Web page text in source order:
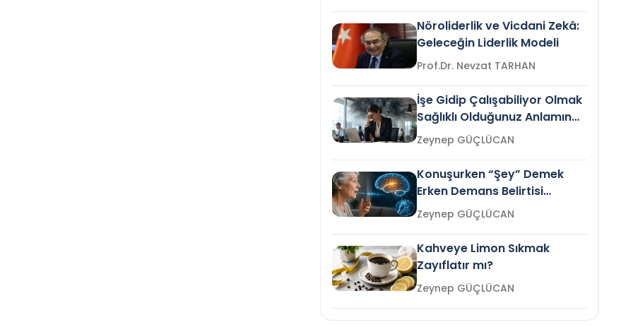
Nöroliderlik ve Vicdani Zekâ:
Geleceğin Liderlik Modeli
Prof.Dr. Nevzat TARHAN
İşe Gidip Çalışabiliyor Olmak
Sağlıklı Olduğunuz Anlamına
Gelir mi?Zeynep GÜÇLÜCAN
Konuşurken “Şey” Demek
Erken Demans Belirtisi
Olabilir mi?Zeynep GÜÇLÜCAN
Kahveye Limon Sıkmak
Zayıflatır mı?
Zeynep GÜÇLÜCAN